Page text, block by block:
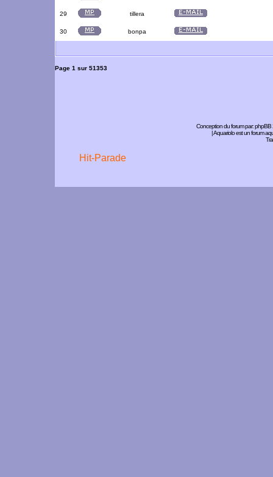
29 tillera
30 bonpa
Page 1 sur 51353
Conception du forum par:phpBB
| Aquariolo est un forum